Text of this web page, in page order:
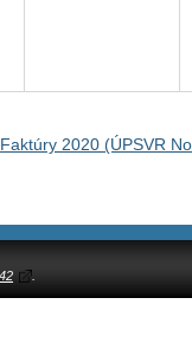
2020 (ÚPSVR